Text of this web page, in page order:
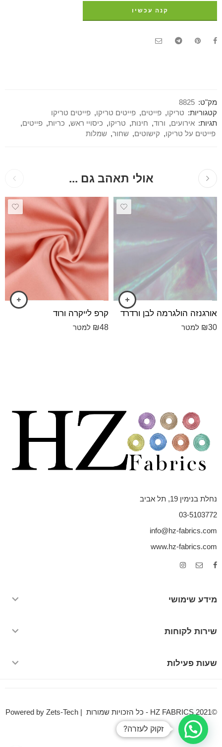
קנה עכשיו
מק"ט: 8825
קטגוריות: טריקו, פייטים, פייטים טריקו, פייטים טריקו
תגיות: אירועים, ורוד, חינות, טריקו, כיסויי ראש, כריות, פייטים,
פייטים על טריקו, קישוטים, שחור, שמלות
אולי תאהב גם ...
אורגנזה הולגרמה לבן ורדרד
₪30 למטר
קרפ לייקרה ורוד
₪48 למטר
נחלת בנימין 19, תל אביב
03-5103772
info@hz-fabrics.com
www.hz-fabrics.com
מידע שימושי
שירות לקוחות
שעות פעילות
©HZ FABRICS 2021 - כל הזכויות שמורות | Powered by Zets-Tech
זקוק לעזרה?